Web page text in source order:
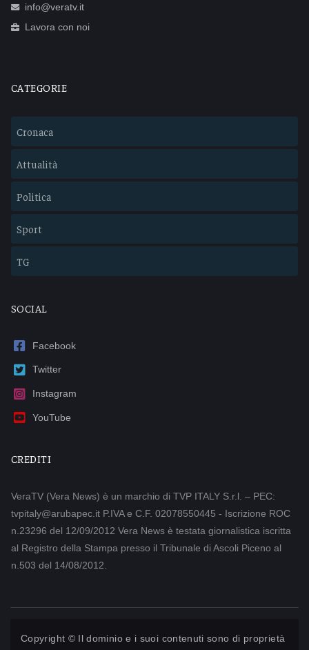
info@veratv.it
Lavora con noi
CATEGORIE
Cronaca
Attualità
Politica
Sport
TG
SOCIAL
Facebook
Twitter
Instagram
YouTube
CREDITI
VeraTV (Vera News) è un marchio di TVP ITALY S.r.l. – PEC:
tvpitaly@arubapec.it P.IVA e C.F. 02078550445 - Iscrizione ROC
n.23296 del 12/09/2012 Vera News è testata giornalistica iscritta
al Registro della Stampa presso il Tribunale di Ascoli Piceno al
n.503 del 14/08/2012.
Copyright © Il dominio e i suoi contenuti sono di proprietà